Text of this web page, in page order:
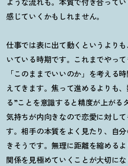
感じていくかもしれません。
仕事では表に出て動くというより
いている時期です。これまでやって
「このままでいいのか」を考える
えてきます。焦って進めるよりも
る”ことを意識すると精度が上がる
気持ちが内向きなので恋愛に対し
す。相手の本質をよく見たり、自
きそうです。無理に距離を縮める
関係を見極めていくことが大切に